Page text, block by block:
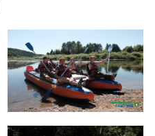
ae18e532-0ff8-476e-94c3-
3caf76556963